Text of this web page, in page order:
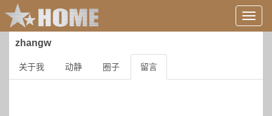
用
户
录
zhangw
关于我 动静 圈子 留言